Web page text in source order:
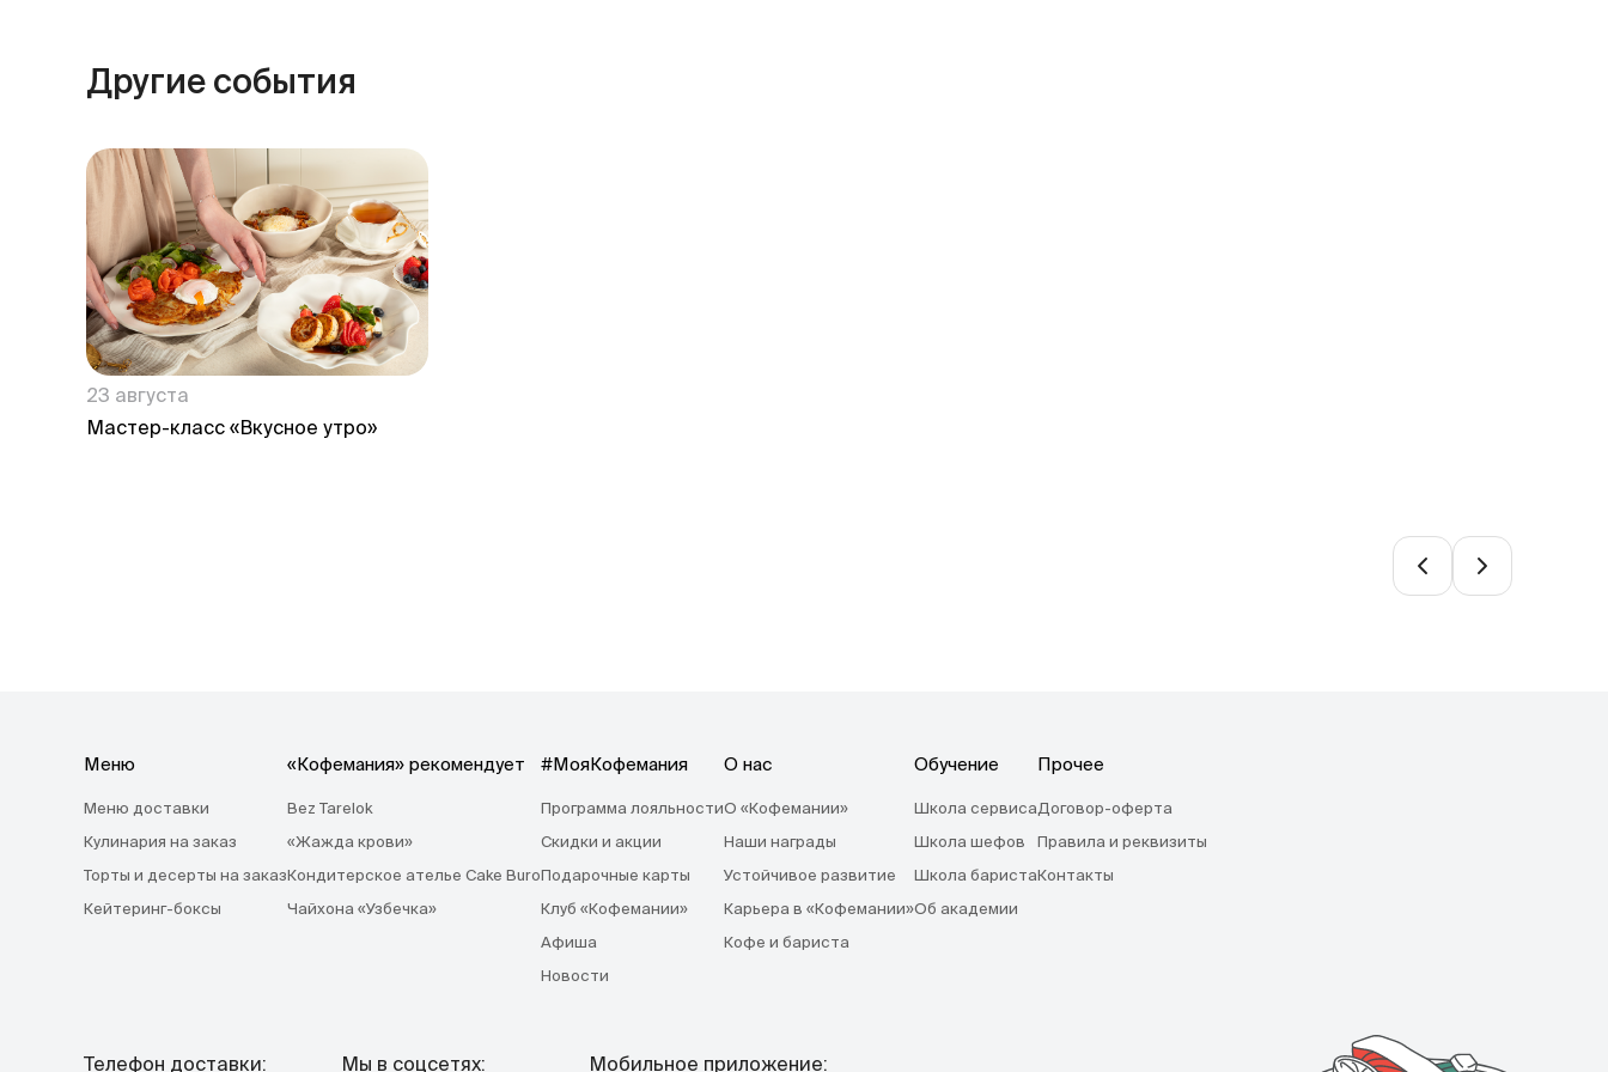
Другие события
23 августа
Мастер-класс «Вкусное утро»
Меню
Меню доставки
Кулинария на заказ
Торты и десерты на заказ
Кейтеринг-боксы
«Кофемания» рекомендует
Bez Tarelok
«Жажда крови»
Кондитерское ателье Cake Buro
Чайхона «Узбечка»
#МояКофемания
Программа лояльности
Скидки и акции
Подарочные карты
Клуб «Кофемании»
Афиша
Новости
О нас
О «Кофемании»
Наши награды
Устойчивое развитие
Карьера в «Кофемании»
Кофе и бариста
Обучение
Школа сервиса
Школа шефов
Школа бариста
Об академии
Прочее
Договор-оферта
Правила и реквизиты
Контакты
Телефон доставки: Мы в соцсетях: Мобильное приложение: